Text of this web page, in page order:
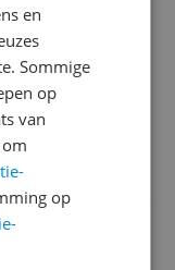
je mening
van je
het schrijven
en 10 minuten.
een betere
kans op
en
Sommige
op
van
op